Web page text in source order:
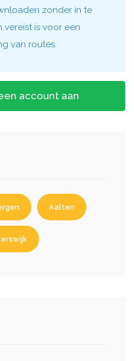
zonder in te
is voor een
van routes.
account aan
Aalten